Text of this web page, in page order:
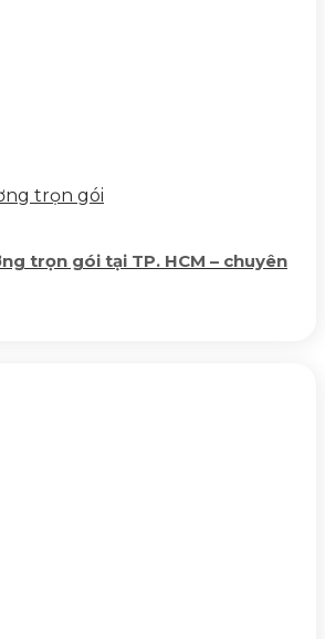
trọn gói tại TP. HCM – chuyên